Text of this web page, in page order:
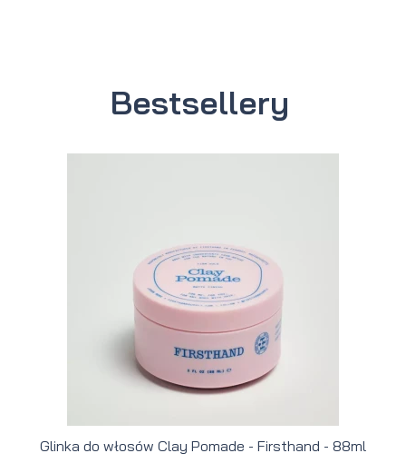
Bestsellery
Glinka do włosów Clay Pomade - Firsthand - 88ml